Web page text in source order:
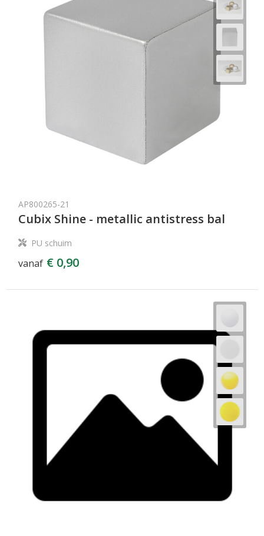
AP800265-21
Cubix Shine - metallic antistress bal
PU schuim
vanaf € 0,90